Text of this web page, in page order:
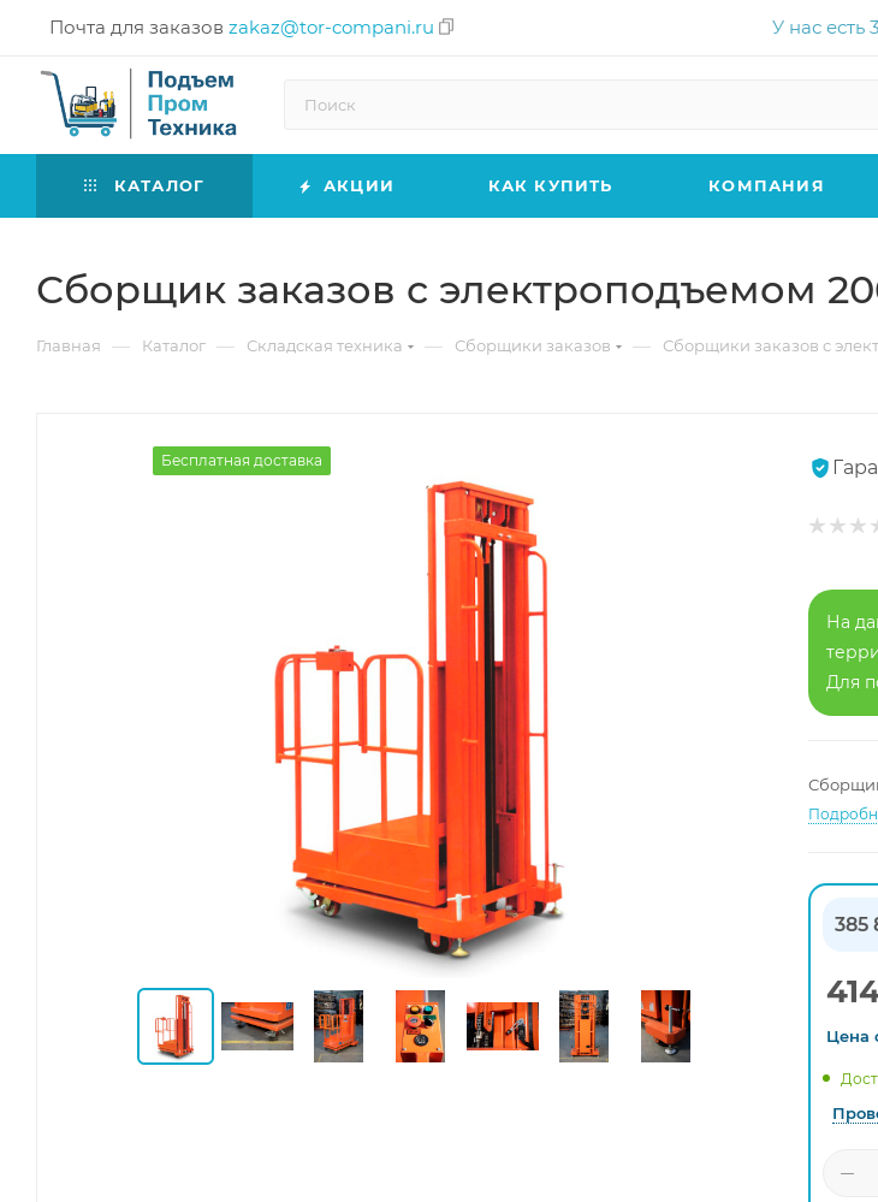
Почта для заказов zakaz@tor-compani.ru У нас есть
КАТАЛОГ АКЦИИ КАК КУПИТЬ КОМПАНИЯ
Сборщик заказов с электроподъемом
Главная — Каталог — Складская техника — Сборщики заказов — Сборщики заказов с
Бесплатная доставка
На
Для
385
Цена